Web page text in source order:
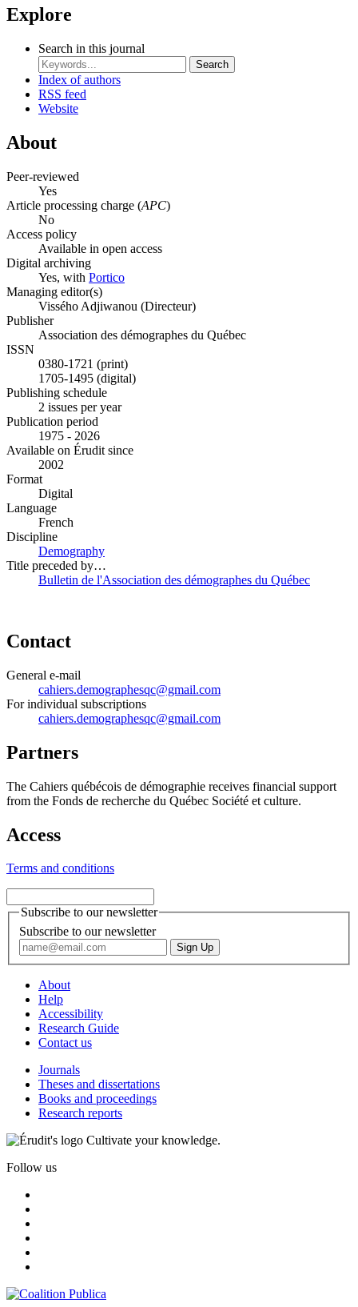
Explore
Search in this journal
Search
Index of authors
RSS feed
Website
About
Peer-reviewed
Yes
Article processing charge (APC)
No
Access policy
Available in open access
Digital archiving
Yes, with Portico
Managing editor(s)
Vissého Adjiwanou (Directeur)
Publisher
Association des démographes du Québec
ISSN
0380-1721 (print)
1705-1495 (digital)
Publishing schedule
2 issues per year
Publication period
1975 - 2026
Available on Érudit since
2002
Format
Digital
Language
French
Discipline
Demography
Title preceded by…
Bulletin de l'Association des démographes du Québec
Contact
General e-mail
cahiers.demographesqc@gmail.com
For individual subscriptions
cahiers.demographesqc@gmail.com
Partners
The Cahiers québécois de démographie receives financial support
from the Fonds de recherche du Québec Société et culture.
Access
Terms and conditions
Subscribe to our newsletter
Subscribe to our newsletter
About
Help
Accessibility
Research Guide
Contact us
Journals
Theses and dissertations
Books and proceedings
Research reports
Cultivate your knowledge.
Follow us